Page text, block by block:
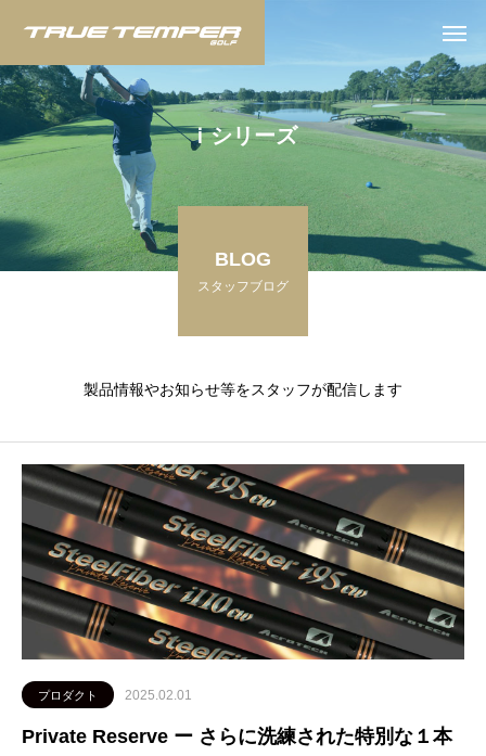
ｉシリーズ
BLOG
スタッフブログ
製品情報やお知らせ等をスタッフが配信します
プロダクト 2025.02.01
Private Reserve ー さらに洗練された特別な１本